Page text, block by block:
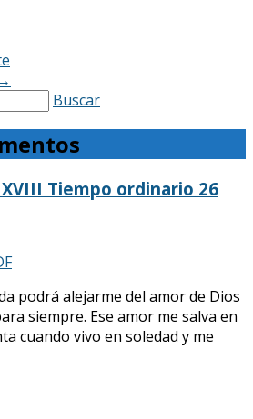
→
Buscar
Tiempo ordinario 26
podrá alejarme del amor de Dios
siempre. Ese amor me salva en
cuando vivo en soledad y me